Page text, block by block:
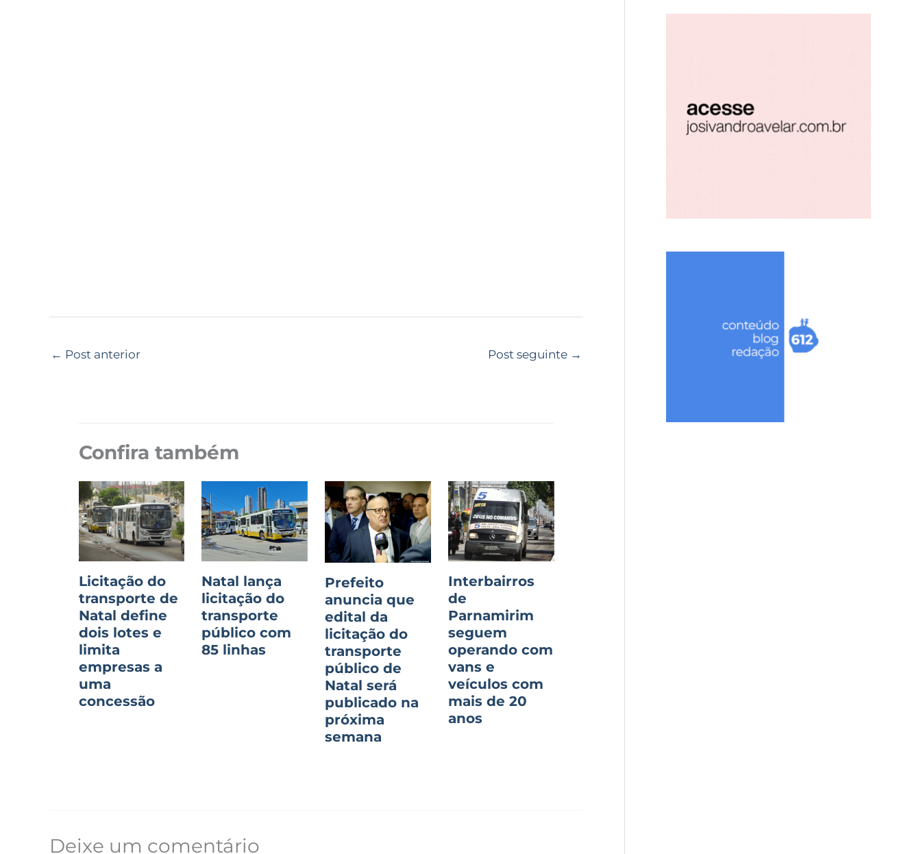
← Post anterior Post seguinte →
Confira também
Licitação do
transporte de
Natal define
dois lotes e
limita
empresas a
uma
concessão
Natal lança
licitação do
transporte
público com
85 linhas
Prefeito
anuncia que
edital da
licitação do
transporte
público de
Natal será
publicado na
próxima
semana
Interbairros
de
Parnamirim
seguem
operando com
vans e
veículos com
mais de 20
anos
Deixe um comentário